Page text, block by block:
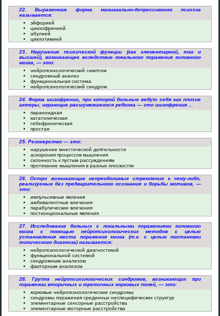
22. Выраженная форма маниакально-депрессивного психоза
называется:
эйфорией
циклофренией
абулией
циклотимией
23. Нарушение психической функции (как элементарной, так и
высшей), возникающее вследствие локального поражения головного
мозга, — это:
нейропсихологический симптом
синдромный анализ
функциональная система
нейропсихологический синдром
24. Форма шизофрении, при которой больные ведут себя как плохие
актеры, играющие расшумевшегося ребенка — это шизофрения ...
параноидная
кататоническая
гебефреническая
простая
25. Резонерство — это:
нарушение мнестической деятельности
асихрония процессов мышления
склонность к пустым рассуждениям
протекание мышления в разных плоскостях
26. Остро возникающие непреодолимые стремления к чему-либо,
реализуемые без предварительного осознания и борьбы мотивов, —
это:
импульсивные явления
амбивалентные влечения
парабулические влечения
постконциональные явления
27. Исследование больных с локальными поражениями головного
мозга с помощью нейропсихологических методов с целью
установления места поражения мозга (т.е. с целью постановки
топического диагноза) называется:
нейропсихологической диагностикой
функциональной системой
синдромным анализом
факторным анализом
28. Группа нейропсихологических синдромов, возникающих при
поражении вторичных и третичных корковых полей, — это:
корковые нейропсихологические синдромы
синдромы поражения срединных неспецифических структур
элементарные сенсорные расстройства
элементарные моторные расстройства